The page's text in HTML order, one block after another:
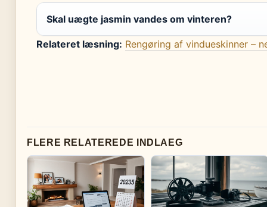
Skal uægte jasmin vandes om vinteren?
Relateret læsning: Rengøring af vindueskinner –
FLERE RELATEREDE INDLAEG